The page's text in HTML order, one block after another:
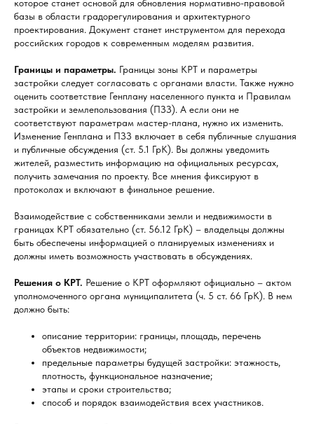
которое станет основой для обновления нормативно-правовой
базы в области градорегулирования и архитектурного
проектирования. Документ станет инструментом для перехода
российских городов к современным моделям развития.
Границы и параметры. Границы зоны КРТ и параметры
застройки следует согласовать с органами власти. Также нужно
оценить соответствие Генплану населенного пункта и Правилам
застройки и землепользования (ПЗЗ). А если они не
соответствуют параметрам мастер-плана, нужно их изменить.
Изменение Генплана и ПЗЗ включает в себя публичные слушания
и публичные обсуждения (ст. 5.1 ГрК). Вы должны уведомить
жителей, разместить информацию на официальных ресурсах,
получить замечания по проекту. Все мнения фиксируют в
протоколах и включают в финальное решение.
Взаимодействие с собственниками земли и недвижимости в
границах КРТ обязательно (ст. 56.12 ГрК) – владельцы должны
быть обеспечены информацией о планируемых изменениях и
должны иметь возможность участвовать в обсуждениях.
Решения о КРТ. Решение о КРТ оформляют официально – актом
уполномоченного органа муниципалитета (ч. 5 ст. 66 ГрК). В нем
должно быть:
описание территории: границы, площадь, перечень
объектов недвижимости;
предельные параметры будущей застройки: этажность,
плотность, функциональное назначение;
этапы и сроки строительства;
способ и порядок взаимодействия всех участников.